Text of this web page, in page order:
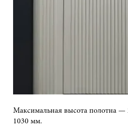
Максимальная высота полотна
1030 мм.